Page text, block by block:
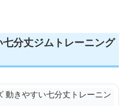
分丈ジムトレーニング